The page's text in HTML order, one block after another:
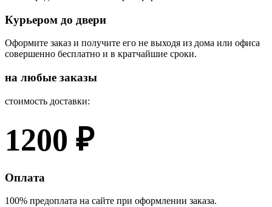
Курьером до двери
Оформите заказ и получите его не выходя из дома или офиса
совершенно бесплатно и в кратчайшие сроки.
на любые заказы
стоимость доставки:
1200 ₽
Оплата
100% предоплата на сайте при оформлении заказа.